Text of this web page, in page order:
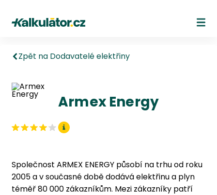
Kalkulátor.cz
Zpět na Dodavatelé elektřiny
Armex Energy
Společnost ARMEX ENERGY působí na trhu od roku
2005 a v současné době dodává elektřinu a plyn
téměř 80 000 zákazníkům. Mezi zákazníky patří